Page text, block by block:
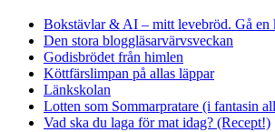
Bokstävlar & AI – mitt levebröd. Gå en
Den stora bloggläsarvärvsveckan
Godisbrödet från himlen
Köttfärslimpan på allas läppar
Länkskolan
Lotten som Sommarpratare (i fantasin
Vad ska du laga för mat idag? (Recept!)